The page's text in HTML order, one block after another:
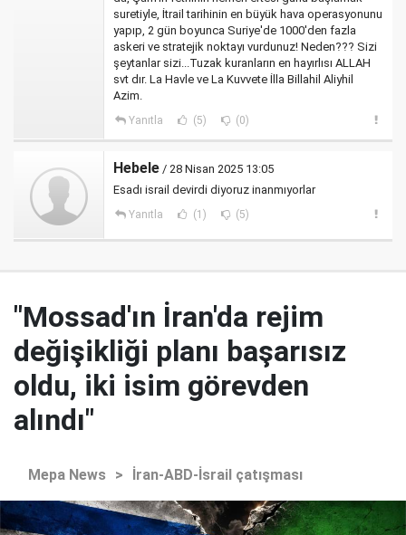
suretiyle, İtrail tarihinin en büyük hava operasyonunu
yapıp, 2 gün boyunca Suriye'de 1000'den fazla
askeri ve stratejik noktayı vurdunuz! Neden??? Sizi
şeytanlar sizi...Tuzak kuranların en hayırlısı ALLAH
svt dır. La Havle ve La Kuvvete İlla Billahil Aliyhil
Azim.
Yanıtla (5) (0)
Hebele / 28 Nisan 2025 13:05
Esadı israil devirdi diyoruz inanmıyorlar
Yanıtla (1) (5)
"Mossad'ın İran'da rejim
değişikliği planı başarısız
oldu, iki isim görevden
alındı"
Mepa News > İran-ABD-İsrail çatışması